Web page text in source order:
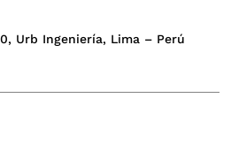
Urb Ingeniería, Lima – Perú